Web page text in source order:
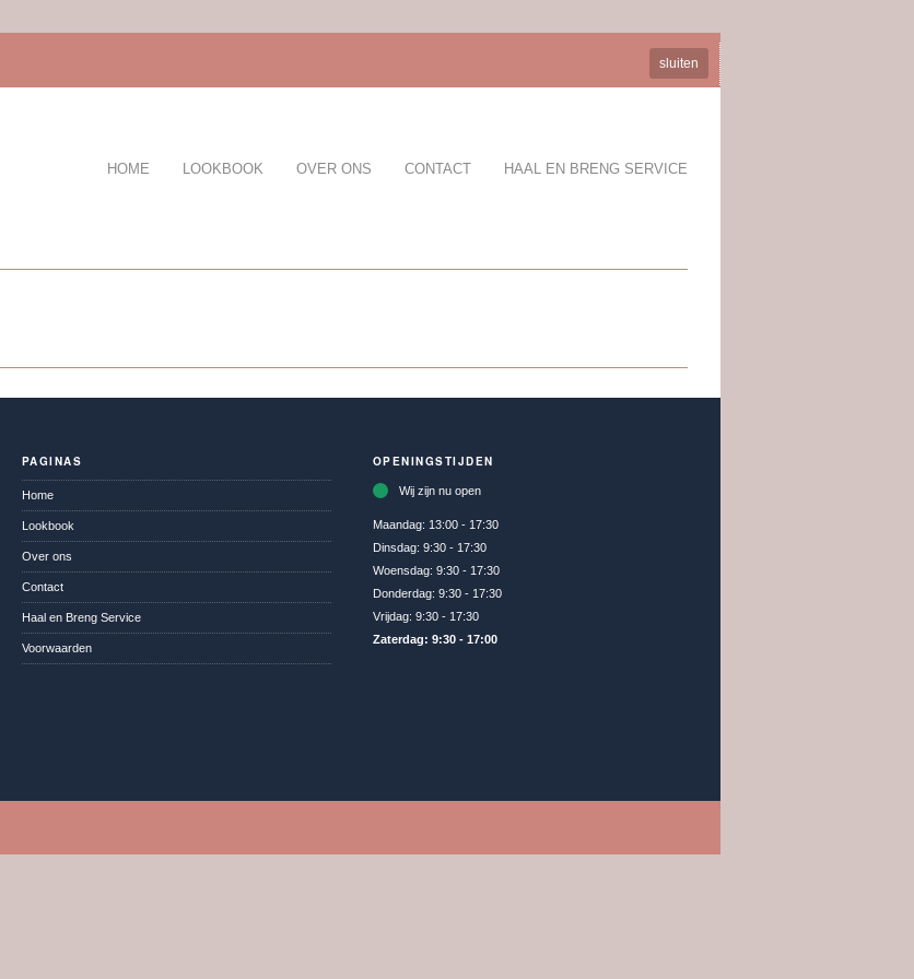
sluiten
HOME LOOKBOOK OVER ONS CONTACT HAAL EN BRENG SERVICE
PAGINAS
Home
Lookbook
Over ons
Contact
Haal en Breng Service
Voorwaarden
OPENINGSTIJDEN
Wij zijn nu open
Maandag: 13:00 - 17:30
Dinsdag: 9:30 - 17:30
Woensdag: 9:30 - 17:30
Donderdag: 9:30 - 17:30
Vrijdag: 9:30 - 17:30
Zaterdag: 9:30 - 17:00